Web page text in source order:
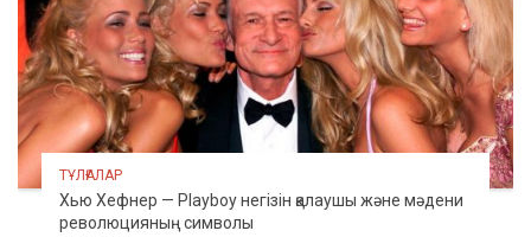
ТҰЛҒАЛАР
Хью Хефнер — Playboy негізін қалаушы және мәдени
революцияның символы